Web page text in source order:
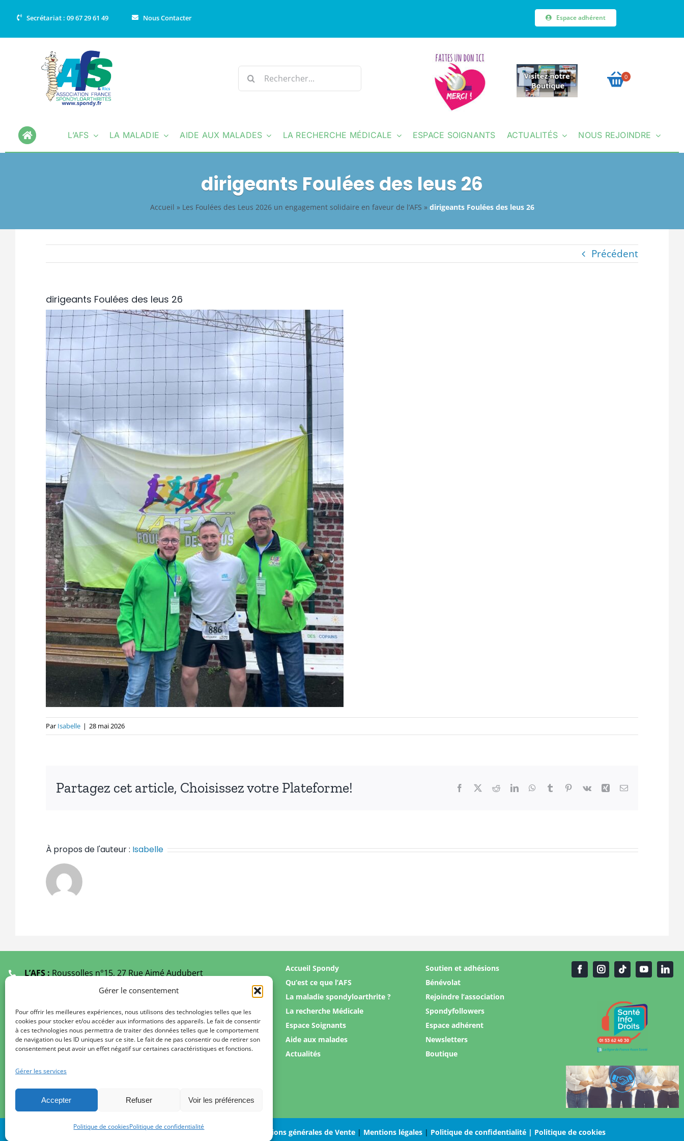
Gérer le consentement
Pour offrir les meilleures expériences, nous utilisons des technologies telles que les
cookies pour stocker et/ou accéder aux informations des appareils. Le fait de consentir
à ces technologies nous permettra de traiter des données telles que le comportement
de navigation ou les ID uniques sur ce site. Le fait de ne pas consentir ou de retirer son
consentement peut avoir un effet négatif sur certaines caractéristiques et fonctions.
Gérer les services
Accepter Refuser Voir les préférences
Politique de cookiesPolitique de confidentialité
Secrétariat : 09 67 29 61 49 Nous Contacter Espace adhérent
Rechercher: 0
L’AFS LA MALADIE AIDE AUX MALADES LA RECHERCHE MÉDICALE ESPACE SOIGNANTS ACTUALITÉS NOUS REJOINDRE
dirigeants Foulées des leus 26
Accueil » Les Foulées des Leus 2026 un engagement solidaire en faveur de l’AFS » dirigeants Foulées des leus 26
Précédent
dirigeants Foulées des leus 26
Par Isabelle | 28 mai 2026
Partagez cet article, Choisissez votre Plateforme! Facebook RedditLinkedInWhatsApp
Tumblr Pinterest
Vk Xing Email
À propos de l'auteur : Isabelle
L’AFS : Roussolles n°15, 27 Rue Aimé Audubert
Secrétariat au09 67 29 61 49
De 9 h à 12 h 00 / 14 h à 17 h 00
secretariat.afs@gmail.com
Accueil Spondy
Qu’est ce que l’AFS
La maladie spondyloarthrite ?
La recherche Médicale
Espace Soignants
Aide aux malades
Actualités
Soutien et adhésions
Bénévolat
Rejoindre l’association
Spondyfollowers
Espace adhérent
Newsletters
Boutique
© AFS – Association France Spondyloarthrites Conditions générales de Vente| Mentions légales| Politique de confidentialité | Politique de cookies